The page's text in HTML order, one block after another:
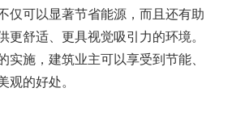
仅可以显著节省能源，而且还有助
更舒适、更具视觉吸引力的环境。
实施，建筑业主可以享受到节能、
的好处。